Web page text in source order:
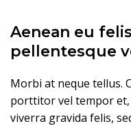
Aenean eu
pellentesque
Morbi at neque tellus.
porttitor vel tempor et,
viverra gravida felis,